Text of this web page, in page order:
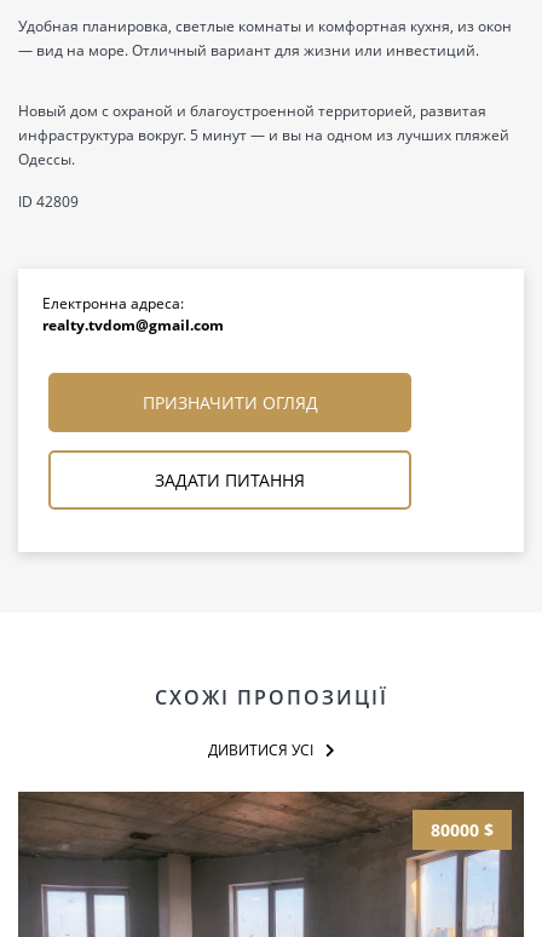
Удобная планировка, светлые комнаты и комфортная кухня, из окон
— вид на море. Отличный вариант для жизни или инвестиций.
Новый дом с охраной и благоустроенной территорией, развитая
инфраструктура вокруг. 5 минут — и вы на одном из лучших пляжей
Одессы.
ID 42809
Електронна адреса:
realty.tvdom@gmail.com
ПРИЗНАЧИТИ ОГЛЯД
ЗАДАТИ ПИТАННЯ
СХОЖІ ПРОПОЗИЦІЇ
ДИВИТИСЯ УСІ
80000 $